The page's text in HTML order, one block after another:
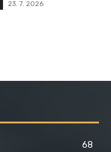
23. 7. 2026
68